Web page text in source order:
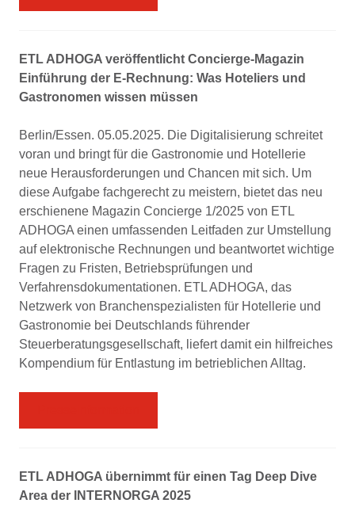
ETL ADHOGA veröffentlicht Concierge-Magazin
Einführung der E-Rechnung: Was Hoteliers und
Gastronomen wissen müssen
Berlin/Essen. 05.05.2025. Die Digitalisierung schreitet
voran und bringt für die Gastronomie und Hotellerie
neue Herausforderungen und Chancen mit sich. Um
diese Aufgabe fachgerecht zu meistern, bietet das neu
erschienene Magazin Concierge 1/2025 von ETL
ADHOGA einen umfassenden Leitfaden zur Umstellung
auf elektronische Rechnungen und beantwortet wichtige
Fragen zu Fristen, Betriebsprüfungen und
Verfahrensdokumentationen. ETL ADHOGA, das
Netzwerk von Branchenspezialisten für Hotellerie und
Gastronomie bei Deutschlands führender
Steuerberatungsgesellschaft, liefert damit ein hilfreiches
Kompendium für Entlastung im betrieblichen Alltag.
ETL ADHOGA übernimmt für einen Tag Deep Dive
Area der INTERNORGA 2025